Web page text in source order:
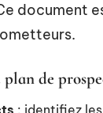
document
plan de
: identifiez